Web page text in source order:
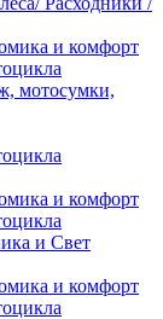
и комфорт
мотосумки,
и комфорт
и Свет
и комфорт